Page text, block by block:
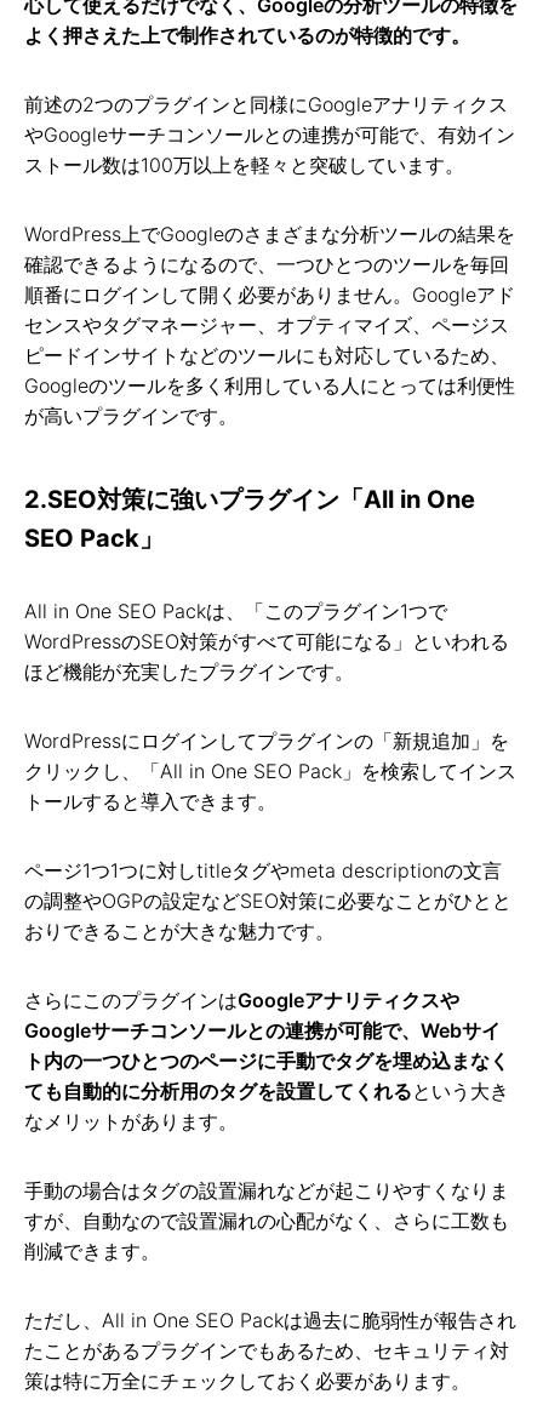
よく押さえた上で制作されているのが特徴的です。
前述の2つのプラグインと同様にGoogleアナリティクス
やGoogleサーチコンソールとの連携が可能で、有効イン
ストール数は100万以上を軽々と突破しています。
WordPress上でGoogleのさまざまな分析ツールの結果を
確認できるようになるので、一つひとつのツールを毎回
順番にログインして開く必要がありません。Googleアド
センスやタグマネージャー、オプティマイズ、ページス
ピードインサイトなどのツールにも対応しているため、
Googleのツールを多く利用している人にとっては利便性
が高いプラグインです。
2.SEO対策に強いプラグイン「All in One
SEO Pack」
All in One SEO Packは、「このプラグイン1つで
WordPressのSEO対策がすべて可能になる」といわれる
ほど機能が充実したプラグインです。
WordPressにログインしてプラグインの「新規追加」を
クリックし、「All in One SEO Pack」を検索してインス
トールすると導入できます。
ページ1つ1つに対しtitleタグやmeta descriptionの文言
の調整やOGPの設定などSEO対策に必要なことがひとと
おりできることが大きな魅力です。
さらにこのプラグインはGoogleアナリティクスや
Googleサーチコンソールとの連携が可能で、Webサイ
ト内の一つひとつのページに手動でタグを埋め込まなく
ても自動的に分析用のタグを設置してくれるという大き
なメリットがあります。
手動の場合はタグの設置漏れなどが起こりやすくなりま
すが、自動なので設置漏れの心配がなく、さらに工数も
削減できます。
ただし、All in One SEO Packは過去に脆弱性が報告され
たことがあるプラグインでもあるため、セキュリティ対
策は特に万全にチェックしておく必要があります。